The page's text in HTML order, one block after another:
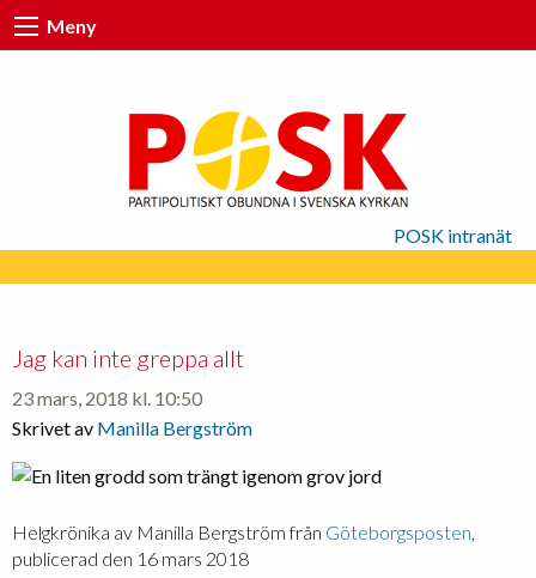
Meny
POSK intranät
Jag kan inte greppa allt
23 mars, 2018 kl. 10:50
Skrivet av Manilla Bergström
Helgkrönika av Manilla Bergström från Göteborgsposten,
publicerad den 16 mars 2018